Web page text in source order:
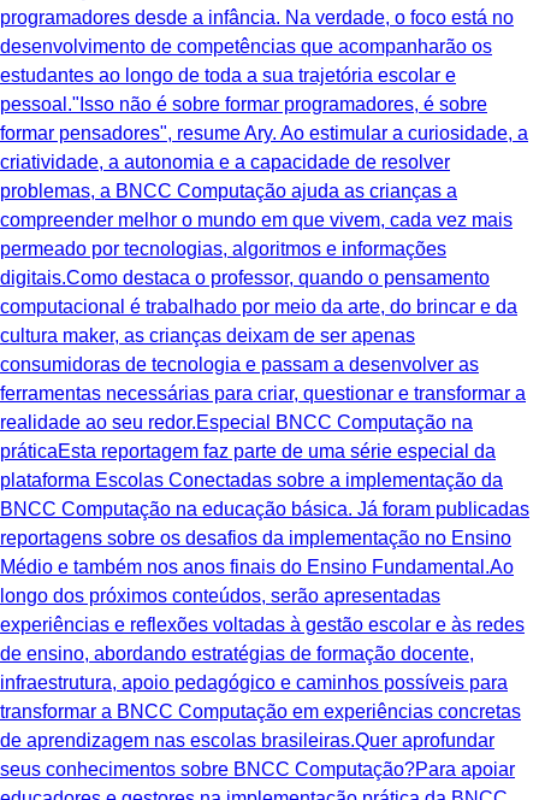
programadores desde a infância. Na verdade, o foco está no
desenvolvimento de competências que acompanharão os
estudantes ao longo de toda a sua trajetória escolar e
pessoal."Isso não é sobre formar programadores, é sobre
formar pensadores", resume Ary. Ao estimular a curiosidade, a
criatividade, a autonomia e a capacidade de resolver
problemas, a BNCC Computação ajuda as crianças a
compreender melhor o mundo em que vivem, cada vez mais
permeado por tecnologias, algoritmos e informações
digitais.Como destaca o professor, quando o pensamento
computacional é trabalhado por meio da arte, do brincar e da
cultura maker, as crianças deixam de ser apenas
consumidoras de tecnologia e passam a desenvolver as
ferramentas necessárias para criar, questionar e transformar a
realidade ao seu redor.Especial BNCC Computação na
práticaEsta reportagem faz parte de uma série especial da
plataforma Escolas Conectadas sobre a implementação da
BNCC Computação na educação básica. Já foram publicadas
reportagens sobre os desafios da implementação no Ensino
Médio e também nos anos finais do Ensino Fundamental.Ao
longo dos próximos conteúdos, serão apresentadas
experiências e reflexões voltadas à gestão escolar e às redes
de ensino, abordando estratégias de formação docente,
infraestrutura, apoio pedagógico e caminhos possíveis para
transformar a BNCC Computação em experiências concretas
de aprendizagem nas escolas brasileiras.Quer aprofundar
seus conhecimentos sobre BNCC Computação?Para apoiar